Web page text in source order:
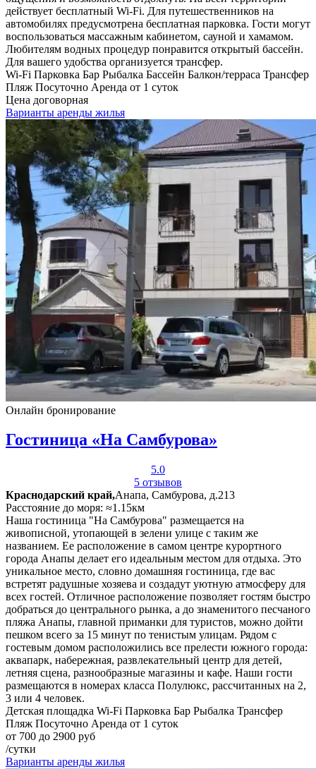
действует бесплатный Wi-Fi. Для путешественников на
автомобилях предусмотрена бесплатная парковка. Гости могут
воспользоваться массажным кабинетом, сауной и хамамом.
Любителям водных процедур понравится открытый бассейн.
Для вашего удобства организуется трансфер.
Wi-Fi Парковка Бар Рыбалка Бассейн Балкон/терраса Трансфер
Пляж Посуточно Аренда от 1 суток
Цена договорная
Варианты аренды жилья
Онлайн бронирование
Гостиница «На Самбурова»
5.0
5 отзывов
Краснодарский край,Анапа, Самбурова, д.213
Расстояние до моря: ≈1.15км
Наша гостиница "На Самбурова" размещается на
живописной, утопающей в зелени улице с таким же
названием. Ее расположение в самом центре курортного
города Анапы делает его идеальным местом для отдыха. Это
уникальное место, словно домашняя гостиница, где вас
встретят радушные хозяева и создадут уютную атмосферу для
всех гостей. Отличное расположение позволяет гостям быстро
добраться до центрального рынка, а до знаменитого песчаного
пляжа Анапы, главной приманки для туристов, можно дойти
пешком всего за 15 минут по тенистым улицам. Рядом с
гостевым домом расположились все прелести южного города:
аквапарк, набережная, развлекательный центр для детей,
летняя сцена, разнообразные магазины и кафе. Наши гости
размещаются в номерах класса Полулюкс, рассчитанных на 2,
3 или 4 человек.
Детская площадка Wi-Fi Парковка Бар Рыбалка Трансфер
Пляж Посуточно Аренда от 1 суток
от 700 до 2900 руб
/сутки
Варианты аренды жилья